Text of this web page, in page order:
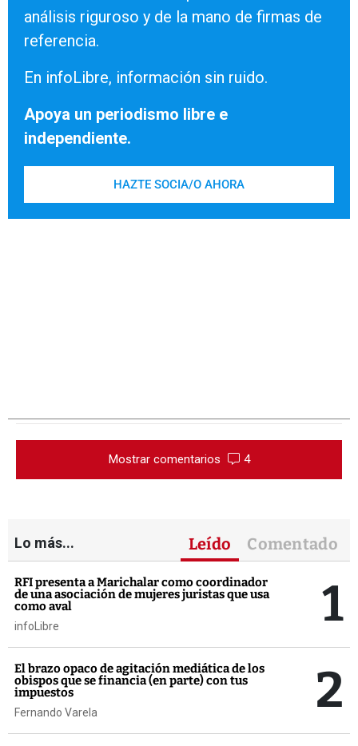
análisis riguroso y de la mano de firmas de
referencia.
En infoLibre, información sin ruido.
Apoya un periodismo libre e
independiente.
HAZTE SOCIA/O AHORA
Mostrar comentarios 4
Lo más... Leído Comentado
RFI presenta a Marichalar como coordinador
de una asociación de mujeres juristas que usa
como aval
infoLibre 1
El brazo opaco de agitación mediática de los
obispos que se financia (en parte) con tus
impuestos
Fernando Varela 2